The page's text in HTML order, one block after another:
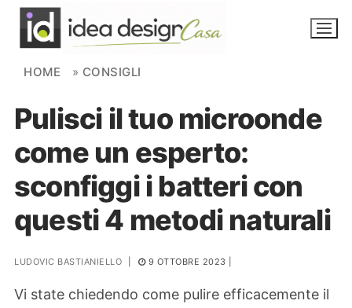
Skip to content
NOVITÀ
AMBIENTI
FAI DA TE
PIANTE
Ortaggio
HOME » CONSIGLI
Pulisci il tuo microonde
come un esperto:
sconfiggi i batteri con
questi 4 metodi naturali
LUDOVIC BASTIANIELLO 9 OTTOBRE 2023
Vi state chiedendo come pulire efficacemente il